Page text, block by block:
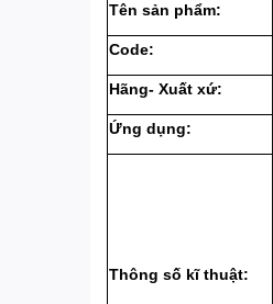
Tên sản phẩm:
Code:
Hãng- Xuất xứ:
Ứng dụng:
Thông số kĩ thuật: